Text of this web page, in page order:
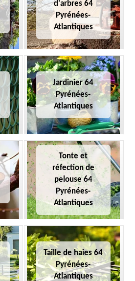
d'arbres 64
Pyrénées-
Atlantiques
Jardinier 64
Pyrénées-
Atlantiques
Tonte et
réfection de
pelouse 64
Pyrénées-
Atlantiques
Taille de haies 64
Pyrénées-
Atlantiques